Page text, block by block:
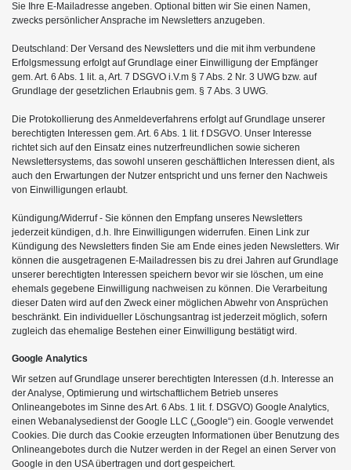
Sie Ihre E-Mailadresse angeben. Optional bitten wir Sie einen Namen,
zwecks persönlicher Ansprache im Newsletters anzugeben.
Deutschland: Der Versand des Newsletters und die mit ihm verbundene
Erfolgsmessung erfolgt auf Grundlage einer Einwilligung der Empfänger
gem. Art. 6 Abs. 1 lit. a, Art. 7 DSGVO i.V.m § 7 Abs. 2 Nr. 3 UWG bzw. auf
Grundlage der gesetzlichen Erlaubnis gem. § 7 Abs. 3 UWG.
Die Protokollierung des Anmeldeverfahrens erfolgt auf Grundlage unserer
berechtigten Interessen gem. Art. 6 Abs. 1 lit. f DSGVO. Unser Interesse
richtet sich auf den Einsatz eines nutzerfreundlichen sowie sicheren
Newslettersystems, das sowohl unseren geschäftlichen Interessen dient, als
auch den Erwartungen der Nutzer entspricht und uns ferner den Nachweis
von Einwilligungen erlaubt.
Kündigung/Widerruf - Sie können den Empfang unseres Newsletters
jederzeit kündigen, d.h. Ihre Einwilligungen widerrufen. Einen Link zur
Kündigung des Newsletters finden Sie am Ende eines jeden Newsletters. Wir
können die ausgetragenen E-Mailadressen bis zu drei Jahren auf Grundlage
unserer berechtigten Interessen speichern bevor wir sie löschen, um eine
ehemals gegebene Einwilligung nachweisen zu können. Die Verarbeitung
dieser Daten wird auf den Zweck einer möglichen Abwehr von Ansprüchen
beschränkt. Ein individueller Löschungsantrag ist jederzeit möglich, sofern
zugleich das ehemalige Bestehen einer Einwilligung bestätigt wird.
Google Analytics
Wir setzen auf Grundlage unserer berechtigten Interessen (d.h. Interesse an
der Analyse, Optimierung und wirtschaftlichem Betrieb unseres
Onlineangebotes im Sinne des Art. 6 Abs. 1 lit. f. DSGVO) Google Analytics,
einen Webanalysedienst der Google LLC („Google“) ein. Google verwendet
Cookies. Die durch das Cookie erzeugten Informationen über Benutzung des
Onlineangebotes durch die Nutzer werden in der Regel an einen Server von
Google in den USA übertragen und dort gespeichert.